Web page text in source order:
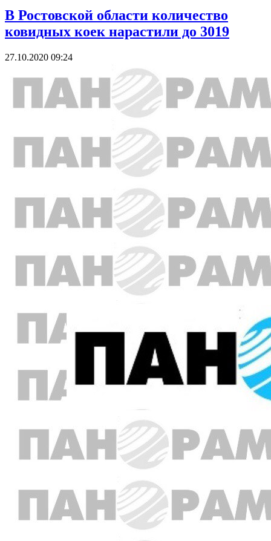
В Ростовской области количество
ковидных коек нарастили до 3019
27.10.2020 09:24